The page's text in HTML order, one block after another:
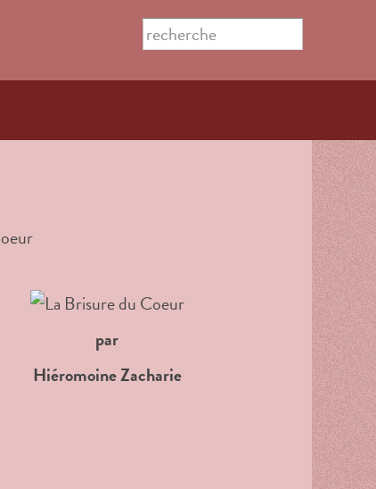
Formulaire
de
recherche
Search this site
par
Hiéromoine Zacharie